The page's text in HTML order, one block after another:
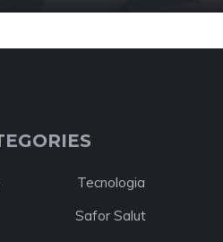
Tecnologia
Safor Salut